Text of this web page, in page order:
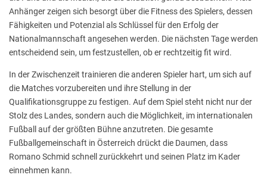
Anhänger zeigen sich besorgt über die Fitness des Spielers, dessen
Fähigkeiten und Potenzial als Schlüssel für den Erfolg der
Nationalmannschaft angesehen werden. Die nächsten Tage werden
entscheidend sein, um festzustellen, ob er rechtzeitig fit wird.
In der Zwischenzeit trainieren die anderen Spieler hart, um sich auf
die Matches vorzubereiten und ihre Stellung in der
Qualifikationsgruppe zu festigen. Auf dem Spiel steht nicht nur der
Stolz des Landes, sondern auch die Möglichkeit, im internationalen
Fußball auf der größten Bühne anzutreten. Die gesamte
Fußballgemeinschaft in Österreich drückt die Daumen, dass
Romano Schmid schnell zurückkehrt und seinen Platz im Kader
einnehmen kann.